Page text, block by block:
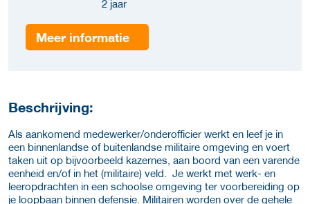
2 jaar
Meer informatie
Beschrijving:
Als aankomend medewerker/onderofficier werkt en leef je in
een binnenlandse of buitenlandse militaire omgeving en voert
taken uit op bijvoorbeeld kazernes, aan boord van een varende
eenheid en/of in het (militaire) veld. Je werkt met werk- en
leeropdrachten in een schoolse omgeving ter voorbereiding op
je loopbaan binnen defensie. Militairen worden over de gehele